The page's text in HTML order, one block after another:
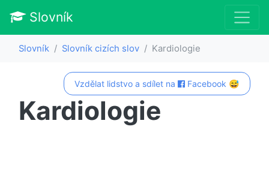
Slovník
Slovník Slovník cizích slov Kardiologie
Vzdělat lidstvo a sdílet na Facebook 😅
Kardiologie